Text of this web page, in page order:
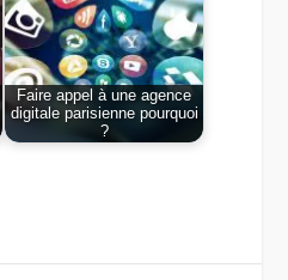
Faire appel à une agence
digitale parisienne pourquoi
?